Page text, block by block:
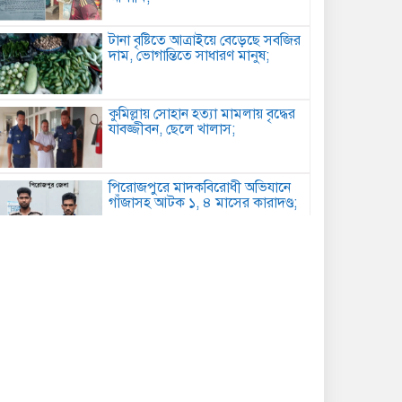
টানা বৃষ্টিতে আত্রাইয়ে বেড়েছে সবজির
দাম, ভোগান্তিতে সাধারণ মানুষ;
কুমিল্লায় সোহান হত্যা মামলায় বৃদ্ধের
যাবজ্জীবন, ছেলে খালাস;
পিরোজপুরে মাদকবিরোধী অভিযানে
গাঁজাসহ আটক ১, ৪ মাসের কারাদণ্ড;